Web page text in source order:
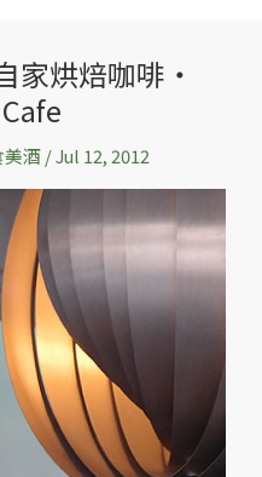
家烘焙咖啡‧
美酒/Jul 12, 2012